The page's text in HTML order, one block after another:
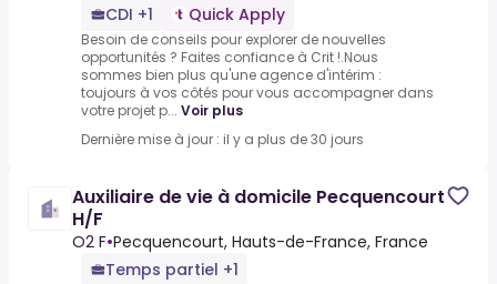
CDI +1
Quick Apply
Besoin de conseils pour explorer de nouvelles
opportunités ? Faites confiance à Crit !.Nous
sommes bien plus qu'une agence d'intérim :
toujours à vos côtés pour vous accompagner dans
votre projet p... Voir plus
Dernière mise à jour : il y a plus de 30 jours
Auxiliaire de vie à domicile Pecquencourt
H/F
O2 F•Pecquencourt, Hauts-de-France, France
Temps partiel +1